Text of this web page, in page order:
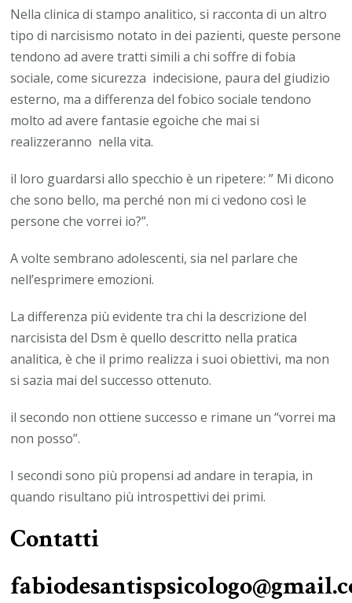
Nella clinica di stampo analitico, si racconta di un altro
tipo di narcisismo notato in dei pazienti, queste persone
tendono ad avere tratti simili a chi soffre di fobia
sociale, come sicurezza indecisione, paura del giudizio
esterno, ma a differenza del fobico sociale tendono
molto ad avere fantasie egoiche che mai si
realizzeranno nella vita.
il loro guardarsi allo specchio è un ripetere: ” Mi dicono
che sono bello, ma perché non mi ci vedono così le
persone che vorrei io?”.
A volte sembrano adolescenti, sia nel parlare che
nell’esprimere emozioni.
La differenza più evidente tra chi la descrizione del
narcisista del Dsm è quello descritto nella pratica
analitica, è che il primo realizza i suoi obiettivi, ma non
si sazia mai del successo ottenuto.
il secondo non ottiene successo e rimane un “vorrei ma
non posso”.
I secondi sono più propensi ad andare in terapia, in
quando risultano più introspettivi dei primi.
Contatti